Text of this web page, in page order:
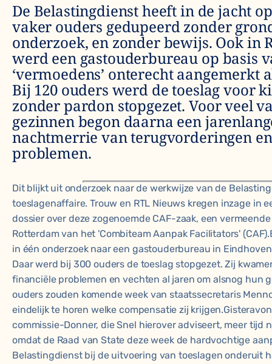
De Belastingdienst heeft in de jacht
vaker ouders gedupeerd zonder
onderzoek, en zonder bewijs. Ook in
werd een gastouderbureau op basis
‘vermoedens’ onterecht aangemerkt
Bij 120 ouders werd de toeslag voor
zonder pardon stopgezet. Voor veel
gezinnen begon daarna een
nachtmerrie van terugvorderingen
problemen.
Dit blijkt uit onderzoek naar de werkwijze van de
toeslagenaffaire. Trouw en RTL Nieuws kregen inzage in
dossier over deze zogenoemde CAF-zaak, een
Rotterdam van het 'Combiteam Aanpak Facilitators'
in één onderzoek naar een gastouderbureau in
Daar werd bij 300 ouders de toeslag stopgezet. Zij
financiële problemen en vechten al jaren om alsnog hun
ouders zouden komende week van staatssecretaris
eindelijk te horen welke compensatie zij
commissie-Donner, die Snel hierover adviseert, meer tijd
omdat de Raad van State deze week de hardvochtige
Belastingdienst bij de uitvoering van toeslagen onderuit